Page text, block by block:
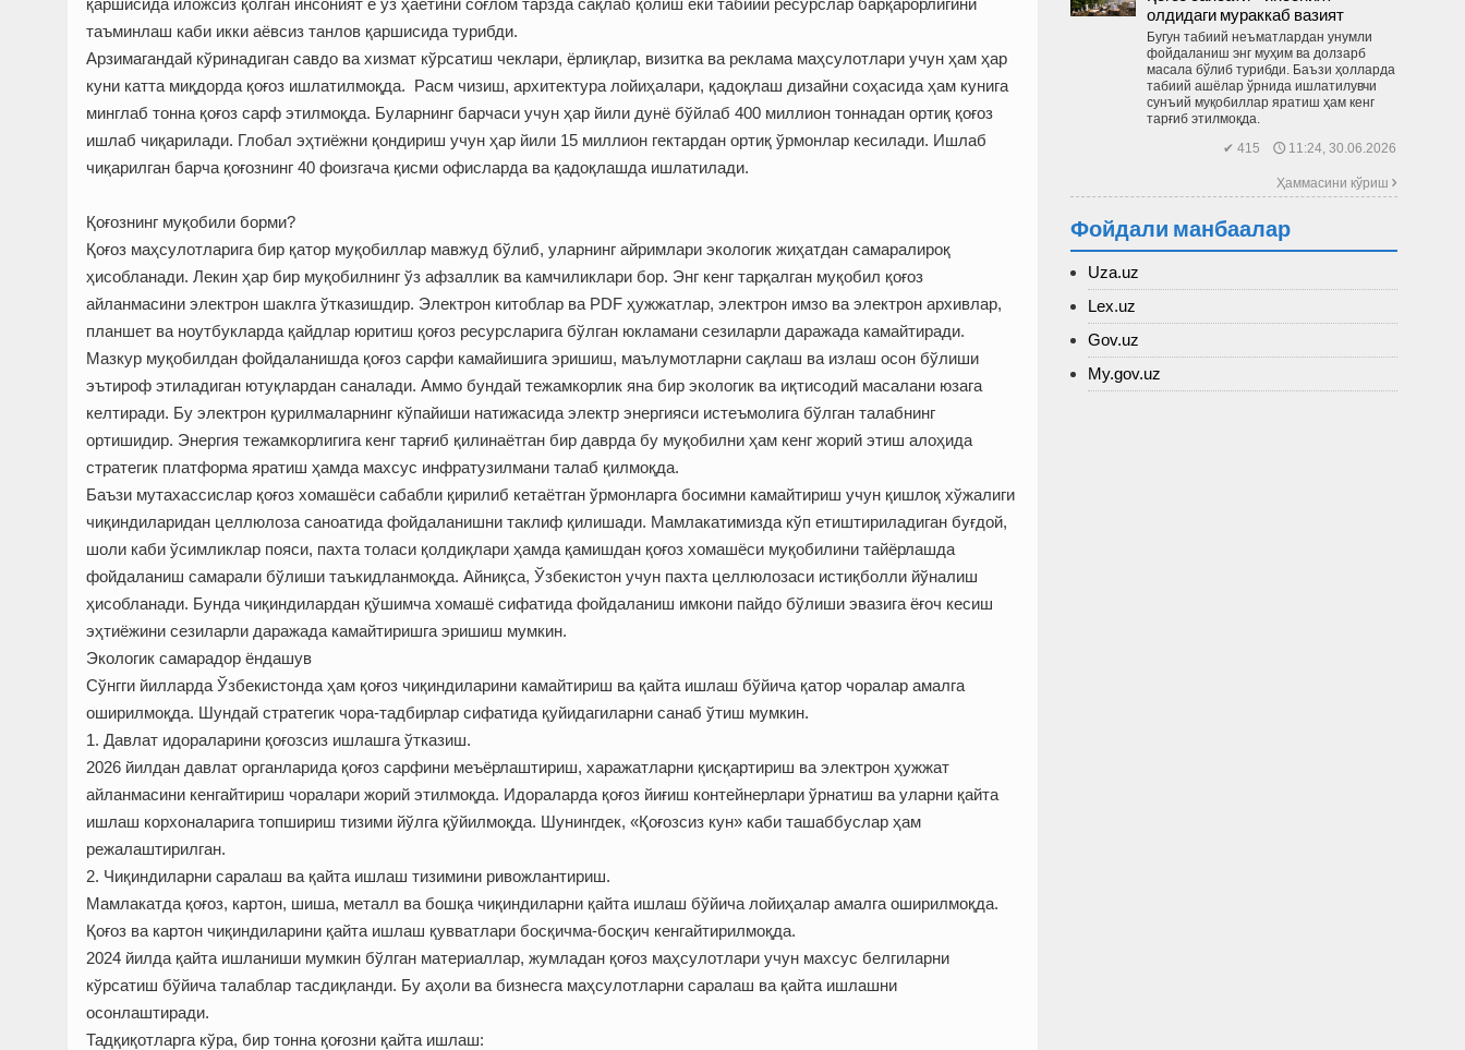
қаршисида иложсиз қолган инсоният ё ўз ҳаётини соғлом тарзда сақлаб қолиш ёки табиий ресурслар барқарорлигини
таъминлаш каби икки аёвсиз танлов қаршисида турибди.
Арзимагандай кўринадиган савдо ва хизмат кўрсатиш чеклари, ёрлиқлар, визитка ва реклама маҳсулотлари учун ҳам ҳар
куни катта миқдорда қоғоз ишлатилмоқда. Расм чизиш, архитектура лойиҳалари, қадоқлаш дизайни соҳасида ҳам кунига
минглаб тонна қоғоз сарф этилмоқда. Буларнинг барчаси учун ҳар йили дунё бўйлаб 400 миллион тоннадан ортиқ қоғоз
ишлаб чиқарилади. Глобал эҳтиёжни қондириш учун ҳар йили 15 миллион гектардан ортиқ ўрмонлар кесилади. Ишлаб
чиқарилган барча қоғознинг 40 фоизгача қисми офисларда ва қадоқлашда ишлатилади.
Қоғознинг муқобили борми?
Қоғоз маҳсулотларига бир қатор муқобиллар мавжуд бўлиб, уларнинг айримлари экологик жиҳатдан самаралироқ
ҳисобланади. Лекин ҳар бир муқобилнинг ўз афзаллик ва камчиликлари бор. Энг кенг тарқалган муқобил қоғоз
айланмасини электрон шаклга ўтказишдир. Электрон китоблар ва PDF ҳужжатлар, электрон имзо ва электрон архивлар,
планшет ва ноутбукларда қайдлар юритиш қоғоз ресурсларига бўлган юкламани сезиларли даражада камайтиради.
Мазкур муқобилдан фойдаланишда қоғоз сарфи камайишига эришиш, маълумотларни сақлаш ва излаш осон бўлиши
эътироф этиладиган ютуқлардан саналади. Аммо бундай тежамкорлик яна бир экологик ва иқтисодий масалани юзага
келтиради. Бу электрон қурилмаларнинг кўпайиши натижасида электр энергияси истеъмолига бўлган талабнинг
ортишидир. Энергия тежамкорлигига кенг тарғиб қилинаётган бир даврда бу муқобилни ҳам кенг жорий этиш алоҳида
стратегик платформа яратиш ҳамда махсус инфратузилмани талаб қилмоқда.
Баъзи мутахассислар қоғоз хомашёси сабабли қирилиб кетаётган ўрмонларга босимни камайтириш учун қишлоқ хўжалиги
чиқиндиларидан целлюлоза саноатида фойдаланишни таклиф қилишади. Мамлакатимизда кўп етиштириладиган буғдой,
шоли каби ўсимликлар пояси, пахта толаси қолдиқлари ҳамда қамишдан қоғоз хомашёси муқобилини тайёрлашда
фойдаланиш самарали бўлиши таъкидланмоқда. Айниқса, Ўзбекистон учун пахта целлюлозаси истиқболли йўналиш
ҳисобланади. Бунда чиқиндилардан қўшимча хомашё сифатида фойдаланиш имкони пайдо бўлиши эвазига ёғоч кесиш
эҳтиёжини сезиларли даражада камайтиришга эришиш мумкин.
Экологик самарадор ёндашув
Сўнгги йилларда Ўзбекистонда ҳам қоғоз чиқиндиларини камайтириш ва қайта ишлаш бўйича қатор чоралар амалга
оширилмоқда. Шундай стратегик чора-тадбирлар сифатида қуйидагиларни санаб ўтиш мумкин.
1. Давлат идораларини қоғозсиз ишлашга ўтказиш.
2026 йилдан давлат органларида қоғоз сарфини меъёрлаштириш, харажатларни қисқартириш ва электрон ҳужжат
айланмасини кенгайтириш чоралари жорий этилмоқда. Идораларда қоғоз йиғиш контейнерлари ўрнатиш ва уларни қайта
ишлаш корхоналарига топшириш тизими йўлга қўйилмоқда. Шунинг­дек, «Қоғозсиз кун» каби ташаббуслар ҳам
режалаштирилган.
2. Чиқиндиларни саралаш ва қайта ишлаш тизимини ривожлантириш.
Мамлакатда қоғоз, картон, шиша, металл ва бошқа чиқиндиларни қайта ишлаш бўйича лойиҳалар амалга оширилмоқда.
Қоғоз ва картон чиқиндиларини қайта ишлаш қувватлари босқичма-босқич кенгайтирилмоқда.
2024 йилда қайта ишланиши мумкин бўлган материаллар, жумладан қоғоз маҳсулотлари учун махсус белгиларни
кўрсатиш бўйича талаблар тасдиқланди. Бу аҳоли ва бизнесга маҳсулотларни саралаш ва қайта ишлашни
осонлаштиради.
Тадқиқотларга кўра, бир тонна қоғозни қайта ишлаш:
олдидаги мураккаб вазият
Бугун табиий неъматлардан унумли
фойдаланиш энг муҳим ва долзарб
масала бўлиб турибди. Баъзи ҳолларда
табиий ашёлар ўрнида ишлатилувчи
сунъий муқобиллар яратиш ҳам кенг
тарғиб этилмоқда.
✔ 415 🕔 11:24, 30.06.2026
Ҳаммасини кўриш 
Фойдали манбаалар
Uza.uz
Lex.uz
Gov.uz
My.gov.uz